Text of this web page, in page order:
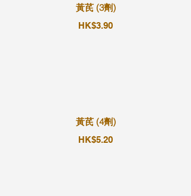
黃芪 (3劑)
HK$3.90
黃芪 (4劑)
HK$5.20